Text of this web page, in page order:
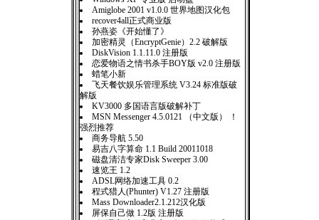
Amiglobe 2001 v1.0.0 世界地图汉化包
recover4all正式商业版
孙燕姿《开始懂了》
加密精灵（EncryptGenie）2.2 破解版
DiskVision 1.1.11.0 注册版
恋爱物语之情书杀手BOY版 v2.0 注册版
蜡笔小新
飞天餐饮娱乐管理系统 V3.24 标准版破
解版
KV3000 多国语言版破解补丁
MSN Messenger 4.5.0121 （中文版） ！
强烈推荐
商务导航 5.50
易吉八字算命 1.1 Build 20011018
磁盘清洁专家Disk Sweeper 3.00
速览王 1.2
ADSL网络加速工具 0.2
程式猎人(Phunter) V1.27 注册版
Mass Downloader2.1.212汉化版
屏保自己做 1.2版 注册版